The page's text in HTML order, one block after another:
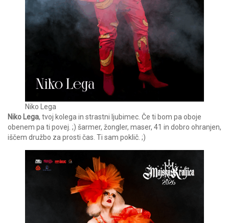
Niko Lega
Niko Lega, tvoj kolega in strastni ljubimec. Če ti bom pa oboje
obenem pa ti povej. ;) šarmer, žongler, maser, 41 in dobro ohranjen,
iščem družbo za prosti čas. Ti sam poklič. ;)